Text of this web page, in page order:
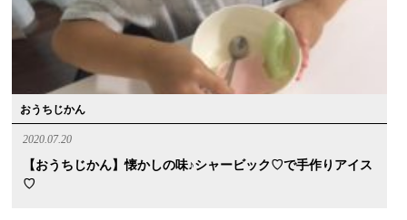
おうちじかん
2020.07.20
【おうちじかん】懐かしの味♪シャービック♡で手作りアイス
♡